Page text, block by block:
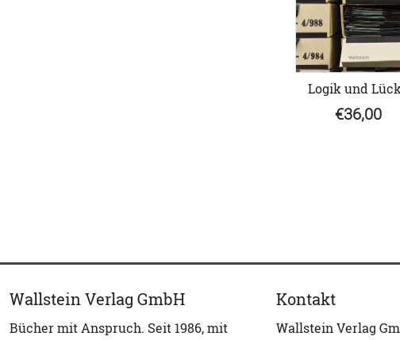
Logik und
€36,00
Wallstein Verlag GmbH
Bücher mit Anspruch. Seit 1986, mit
Kontakt
Wallstein Verlag